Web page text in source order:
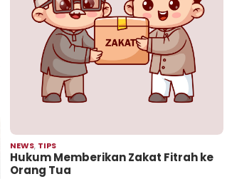
NEWS, TIPS
Hukum Memberikan Zakat Fitrah ke
Orang Tua